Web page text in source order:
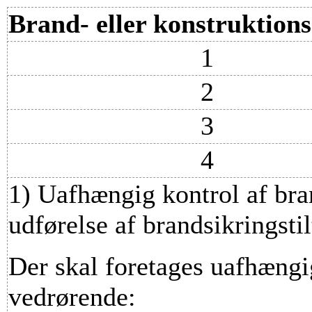
Brand- eller
1
2
3
4
1) Uafhængig kontrol af
udførelse af
Der skal foretages
vedrørende: